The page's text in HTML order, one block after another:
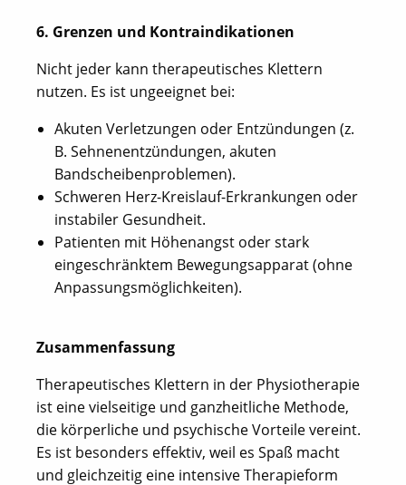
6. Grenzen und Kontraindikationen
Nicht jeder kann therapeutisches Klettern
nutzen. Es ist ungeeignet bei:
Akuten Verletzungen oder Entzündungen (z.
B. Sehnenentzündungen, akuten
Bandscheibenproblemen).
Schweren Herz-Kreislauf-Erkrankungen oder
instabiler Gesundheit.
Patienten mit Höhenangst oder stark
eingeschränktem Bewegungsapparat (ohne
Anpassungsmöglichkeiten).
Zusammenfassung
Therapeutisches Klettern in der Physiotherapie
ist eine vielseitige und ganzheitliche Methode,
die körperliche und psychische Vorteile vereint.
Es ist besonders effektiv, weil es Spaß macht
und gleichzeitig eine intensive Therapieform